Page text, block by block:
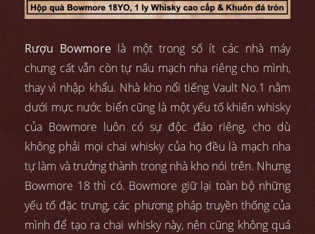
Rượu Bowmore là một trong số ít các nhà máy
chưng cất vẫn còn tự nấu mạch nha riêng cho mình,
thay vì nhập khẩu. Nhà kho nổi tiếng Vault No.1 nằm
dưới mực nước biển cũng là một yếu tố khiến whisky
của Bowmore luôn có sự độc đáo riêng, cho dù
không phải mọi chai whisky của họ đều là mạch nha
tự làm và trưởng thành trong nhà kho nói trên. Nhưng
Bowmore 18 thì có. Bowmore giữ lại toàn bộ những
yếu tố đặc trưng, các phương pháp truyền thống của
mình để tạo ra chai whisky này, nên cũng không quá